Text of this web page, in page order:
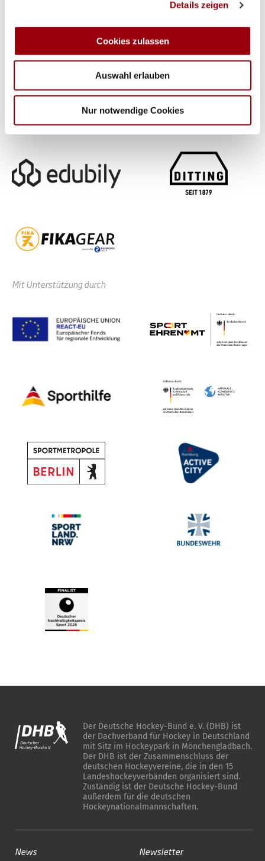
personalisieren, Funktionen für soziale Medien anbieten
soziale Medien, Werbung und Analysen weiter. Unsere
Partner führen diese Informationen möglicherweise mit
weiteren Daten zusammen, die Sie ihnen bereitgestellt
haben oder die sie im Rahmen Ihrer Nutzung der Dienste
Details zeigen
Cookies zulassen
Auswahl erlauben
Nur notwendige Cookies
Mit Unterstützung durch
Der Deutsche Hockey-Bund e. V. (DHB) ist
der Dachverband für Hockey in Deutschland
mit Sitz im Hockeypark in Mönchengladbach.
Der DHB ist der Zusammenschluss der
deutschen Hockeyvereine, die in den 15
Landeshockeyverbänden organisiert sind.
Zuständig ist der Deutsche Hockey-Bund
außerdem für die deutschen
Hockeynationalmannschaften.
News
Newsletter